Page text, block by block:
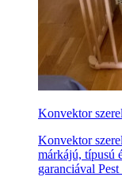
Konvektor
Konvektor
márkájú, típusú
garanciával